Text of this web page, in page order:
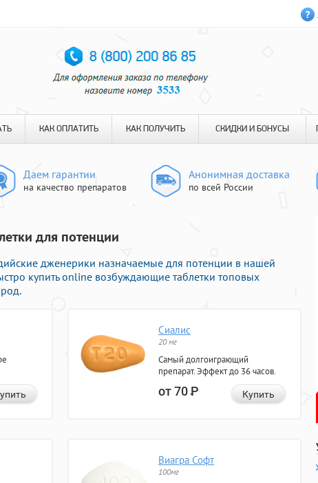
КАК ОПЛАТИТЬ КАК ПОЛУЧИТЬ СКИДКИ И БОНУСЫ
Даем гарантии
на качество препаратов
Анонимная доставка
по всей России
для потенции
дженерики назначаемые для потенции в нашей
купить online возбуждающие таблетки топовых
Сиалис
20 мг
Самый долгоиграющий
препарат. Эффект до 36 часов.
от 70Р Купить
Виагра Софт
100мг